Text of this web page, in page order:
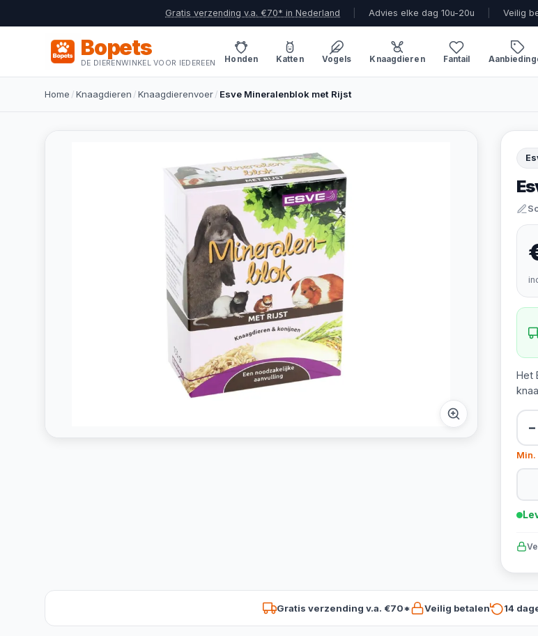
Gratis verzending v.a. €70* in Nederland Advies elke dag 10u-20u Veilig
Bopets
DE DIERENWINKEL VOOR IEDEREEN Honden Katten Vogels Knaagdieren Fantail
Home /Knaagdieren /Knaagdierenvoer/ Esve Mineralenblok met Rijst
Het
−
Min.
Gratis verzending v.a. €70* Veilig betalen 14